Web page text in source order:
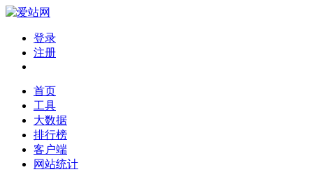
登录
注册
首页
工具
大数据
排行榜
客户端
网站统计